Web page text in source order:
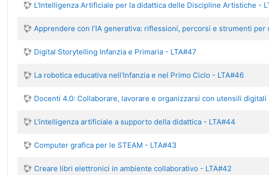
L'Intelligenza Artificiale per la didattica delle Discipline Artistiche -
Apprendere con l’IA generativa: riflessioni, percorsi e strumenti
Digital Storytelling Infanzia e Primaria - LTA#47
La robotica educativa nell'Infanzia e nel Primo Ciclo - LTA#46
Docenti 4.0: Collaborare, lavorare e organizzarsi con utensili digitali
L'intelligenza artificiale a supporto della didattica - LTA#44
Computer grafica per le STEAM - LTA#43
Creare libri elettronici in ambiente collaborativo - LTA#42